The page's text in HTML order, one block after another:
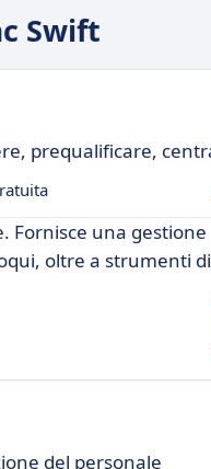
Swift
prequalificare,
Fornisce una gestione
oltre a strumenti di
del personale